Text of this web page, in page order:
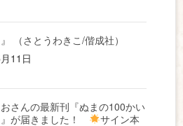
（さとうわきこ/偕成社）
11日
さんの最新刊『ぬまの100かい
が届きました！
サイン本